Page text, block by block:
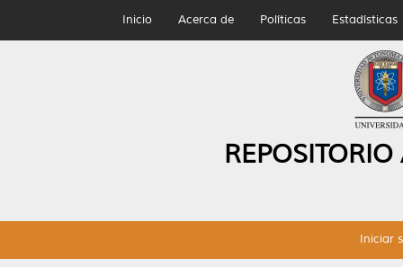
Inicio Acerca de Políticas Estadísticas
Iniciar